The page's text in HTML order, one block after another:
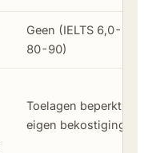
Geen (IELTS 6,0-6,5
80-90)
Toelagen beperkt;
eigen bekostiging